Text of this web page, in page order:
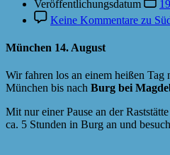
Veröffentlichungsdatum
Keine Kommentare zu
München 14. August
Wir fahren los an einem heißen Tag
München bis nach Burg bei
Mit nur einer Pause an der
ca. 5 Stunden in Burg an und